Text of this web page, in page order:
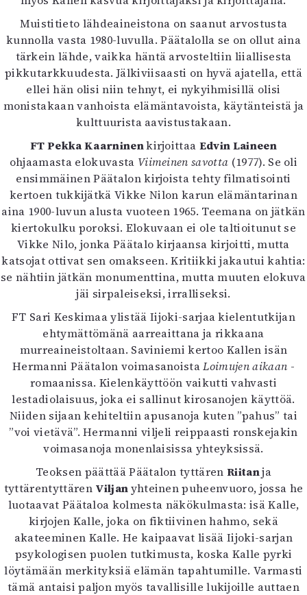
Muistitieto lähdeaineistona on saanut arvostusta
kunnolla vasta 1980-luvulla. Päätalolla se on ollut aina
tärkein lähde, vaikka häntä arvosteltiin liiallisesta
pikkutarkkuudesta. Jälkiviisaasti on hyvä ajatella, että
ellei hän olisi niin tehnyt, ei nykyihmisillä olisi
monistakaan vanhoista elämäntavoista, käytänteistä ja
kulttuurista aavistustakaan.
FT Pekka Kaarninenkirjoittaa Edvin Laineen
ohjaamasta elokuvasta Viimeinen savotta (1977). Se oli
ensimmäinen Päätalon kirjoista tehty filmatisointi
kertoen tukkijätkä Vikke Nilon karun elämäntarinan
aina 1900-luvun alusta vuoteen 1965. Teemana on jätkän
kiertokulku poroksi. Elokuvaan ei ole taltioitunut se
Vikke Nilo, jonka Päätalo kirjaansa kirjoitti, mutta
katsojat ottivat sen omakseen. Kritiikki jakautui kahtia:
se nähtiin jätkän monumenttina, mutta muuten elokuva
jäi sirpaleiseksi, irralliseksi.
FT Sari Keskimaa ylistää Iijoki-sarjaa kielentutkijan
ehtymättömänä aarreaittana ja rikkaana
murreaineistoltaan. Saviniemi kertoo Kallen isän
Hermanni Päätalon voimasanoistaLoimujen aikaan -
romaanissa. Kielenkäyttöön vaikutti vahvasti
lestadiolaisuus, joka ei sallinut kirosanojen käyttöä.
Niiden sijaan kehiteltiin apusanoja kuten ”pahus” tai
”voi vietävä”. Hermanni viljeli reippaasti ronskejakin
voimasanoja monenlaisissa yhteyksissä.
Teoksen päättää Päätalon tyttären Riitanja
tyttärentyttären Viljanyhteinen puheenvuoro, jossa he
luotaavat Päätaloa kolmesta näkökulmasta: isä Kalle,
kirjojen Kalle, joka on fiktiivinen hahmo, sekä
akateeminen Kalle. He kaipaavat lisää Iijoki-sarjan
psykologisen puolen tutkimusta, koska Kalle pyrki
löytämään merkityksiä elämän tapahtumille. Varmasti
tämä antaisi paljon myös tavallisille lukijoille auttaen